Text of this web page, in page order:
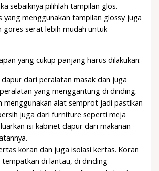
sebaiknya pilihlah tampilan glos.
yang menggunakan tampilan glossy juga
gores serat lebih mudah untuk
yang cukup panjang harus dilakukan:
dari peralatan masak dan juga
yang menggantung di dinding.
menggunakan alat semprot jadi pastikan
juga dari furniture seperti meja
isi kabinet dapur dari makanan
koran dan juga isolasi kertas. Koran
tempatkan di lantau, di dinding